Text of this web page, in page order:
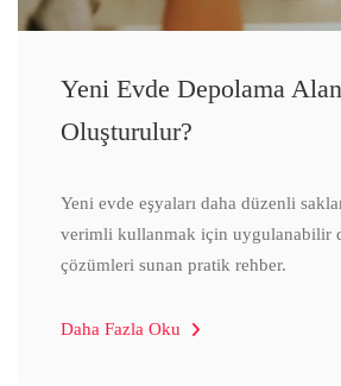
Yeni Evde Depolama
Oluşturulur?
Yeni evde eşyaları daha düzenli
verimli kullanmak için uygulanabilir
çözümleri sunan pratik rehber.
Daha Fazla Oku